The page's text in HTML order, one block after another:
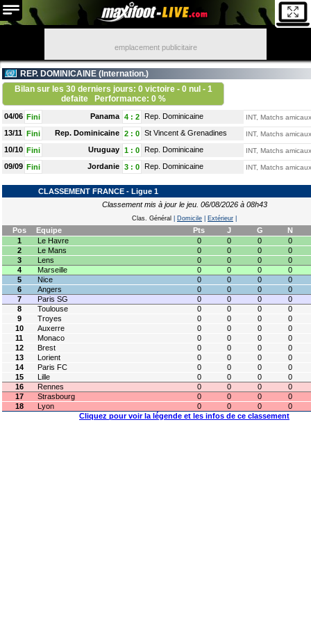
emplacement publicitaire
REP. DOMINICAINE ( Internation.)
Bilan sur les 30 derniers jours: 0 victoire - 0 nul - 1
defaite
Performance: 0 %
04/06 Fini Panama 4 : 2 Rep. Dominicaine INT, Matchs amicaux
13/11 Fini Rep. Dominicaine 2 : 0 St Vincent & Grenadines INT, Matchs amicaux
10/10 Fini Uruguay 1 : 0 Rep. Dominicaine INT, Matchs amicaux
09/09 Fini Jordanie 3 : 0 Rep. Dominicaine INT, Matchs amicaux
CLASSEMENT FRANCE - Ligue 1
Classement mis à jour le jeu. 06/08/2026 à 08h43
Clas. Général Domicile Extérieur
Pos Equipe Pts J G
N
1
Le Havre 0 0 0
0
2
Le Mans 0 0 0
0
3
Lens 0 0 0
0
4
Marseille 0 0 0
0
5
Nice 0 0 0
0
6
Angers 0 0 0
0
7
Paris SG 0 0 0
0
8
Toulouse 0 0 0
0
9
Troyes 0 0 0
0
10
Auxerre 0 0 0
0
11
Monaco 0 0 0
0
12
Brest 0 0 0
0
13
Lorient 0 0 0
0
14
Paris FC 0 0 0
0
15
Lille 0 0 0
0
16
Rennes 0 0 0
0
17
Strasbourg 0 0 0
0
18
Lyon 0 0 0
0
Cliquez pour voir la légende et les infos de ce classement